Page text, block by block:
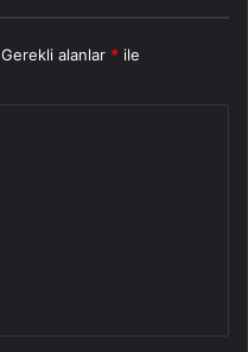
Gerekli alanlar * ile